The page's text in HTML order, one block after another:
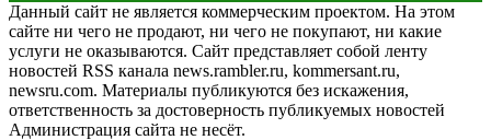
Данный сайт не является коммерческим проектом. На этом
сайте ни чего не продают, ни чего не покупают, ни какие
услуги не оказываются. Сайт представляет собой ленту
новостей RSS канала news.rambler.ru, kommersant.ru,
newsru.com. Материалы публикуются без искажения,
ответственность за достоверность публикуемых новостей
Администрация сайта не несёт.